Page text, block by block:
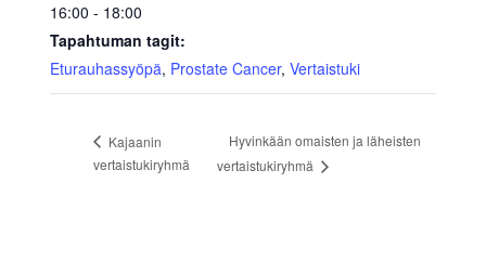
16:00 - 18:00
Tapahtuman tagit:
Eturauhassyöpä, Prostate Cancer, Vertaistuki
Kajaanin
vertaistukiryhmä
Hyvinkään omaisten ja läheisten
vertaistukiryhmä